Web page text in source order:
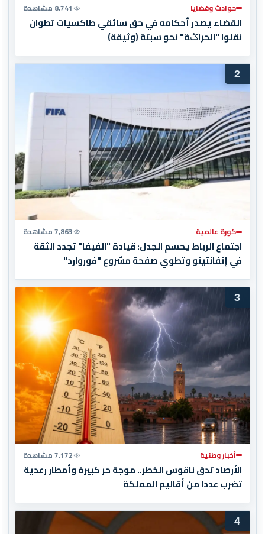
حوادث وقضايا 8,741 مشاهدة
القضاء يصدر أحكامه في حق سائقي طاكسيات تطوان
نقلوا "الحراݣة" نحو سبتة (وثيقة)
2
كورة عالمية 7,863 مشاهدة
اجتماع الرباط يحسم الجدل: قيادة "الفيفا" تجدد الثقة
في إنفانتينو وتطوي صفحة مشروع "فوروارد"
3
أخبار وطنية 7,172 مشاهدة
الأرصاد تدق ناقوس الخطر.. موجة حر كبيرة وأمطار رعدية
تضرب عددا من أقاليم المملكة
4